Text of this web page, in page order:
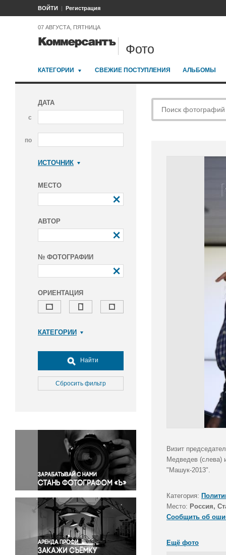
ВОЙТИ Регистрация
07 АВГУСТА, ПЯТНИЦА
Фото
КАТЕГОРИИ СВЕЖИЕ ПОСТУПЛЕНИЯ АЛЬБОМЫ
ДАТА
с
по
ИСТОЧНИК
МЕСТО
АВТОР
№ ФОТОГРАФИИ
ОРИЕНТАЦИЯ
КАТЕГОРИИ
Досуг, туризм и отдых
Культура
Медицина
Окружающая среда
Политика
Правосудие
Происшествия и конфликты
Религия
Светская жизнь
Спорт
Экология
Экономика и бизнес
Найти
Сбросить фильтр
Визит
Медведев (слева)
"Машук-2013".
Категория:
Место: Россия,
Сообщить об
Ещё фото